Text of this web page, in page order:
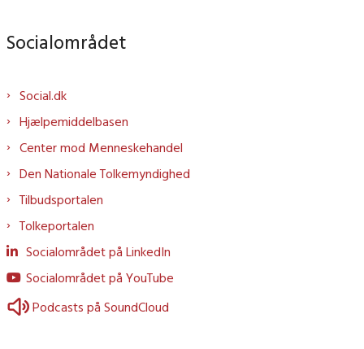
Socialområdet
Social.dk
Hjælpemiddelbasen
Center mod Menneskehandel
Den Nationale Tolkemyndighed
Tilbudsportalen
Tolkeportalen
Socialområdet på LinkedIn
Socialområdet på YouTube
Podcasts på SoundCloud